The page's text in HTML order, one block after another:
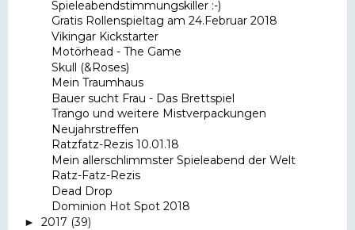
Spieleabendstimmungskiller :-)
Gratis Rollenspieltag am 24.Februar 2018
Vikingar Kickstarter
Motörhead - The Game
Skull (&Roses)
Mein Traumhaus
Bauer sucht Frau - Das Brettspiel
Trango und weitere Mistverpackungen
Neujahrstreffen
Ratzfatz-Rezis 10.01.18
Mein allerschlimmster Spieleabend der Welt
Ratz-Fatz-Rezis
Dead Drop
Dominion Hot Spot 2018
► 2017 (39)